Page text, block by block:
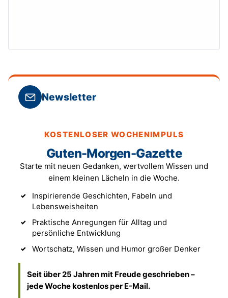
Newsletter
KOSTENLOSER WOCHENIMPULS
Guten-Morgen-Gazette
Starte mit neuen Gedanken, wertvollem Wissen und
einem kleinen Lächeln in die Woche.
Inspirierende Geschichten, Fabeln und
Lebensweisheiten
Praktische Anregungen für Alltag und
persönliche Entwicklung
Wortschatz, Wissen und Humor großer Denker
Seit über 25 Jahren mit Freude geschrieben –
jede Woche kostenlos per E-Mail.